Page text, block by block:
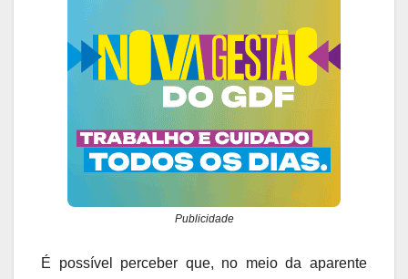
Publicidade
É possível perceber que, no meio da aparente